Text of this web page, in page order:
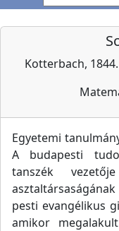
Kotterbach,
Egyetemi
A budapesti
tanszék
pesti evangélikus
amikor